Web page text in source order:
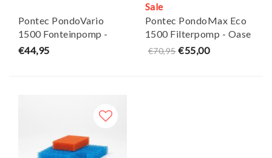
Pontec PondoVario
1500 Fonteinpomp -
Oase
€44,95
Sale
Pontec PondoMax Eco
1500 Filterpomp - Oase
€70,95 €55,00